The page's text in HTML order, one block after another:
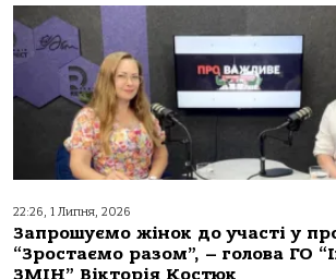
22:26, 1 Липня, 2026
Запрошуємо жінок до участі у
“Зростаємо разом”, – голова ГО
ЗМІН” Вікторія Костюк